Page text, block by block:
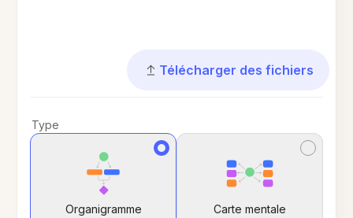
Télécharger des fichiers
Type
Organigramme Carte mentale